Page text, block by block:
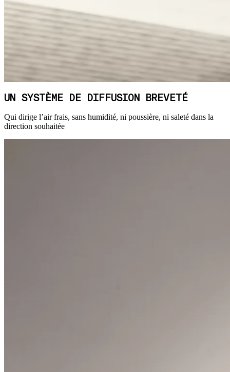
UN SYSTÈME DE DIFFUSION BREVETÉ
Qui dirige l’air frais, sans humidité, ni poussière, ni saleté dans la
direction souhaitée